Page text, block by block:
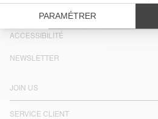
PAYS/RÉGIONS : FRANCE
LANGUE :
ACCESSIBILITÉ
JOIN US
SERVICE CLIENT
NEWSLETTER